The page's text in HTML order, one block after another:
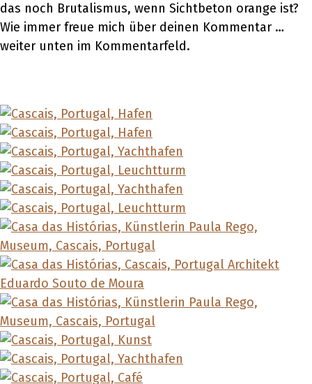
das noch Brutalismus, wenn Sichtbeton orange ist?
Wie immer freue mich über deinen Kommentar …
weiter unten im Kommentarfeld.